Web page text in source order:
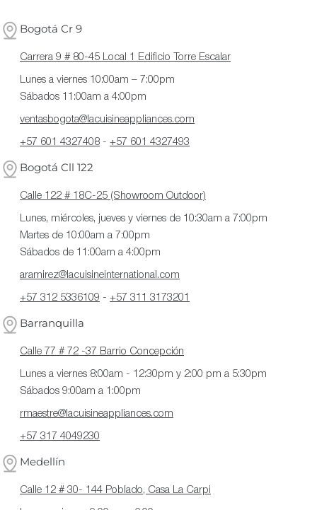
Bogotá Cr 9
Carrera 9 # 80-45 Local 1 Edificio Torre Escalar
Lunes a viernes 10:00am – 7:00pm
Sábados 11:00am a 4:00pm
ventasbogota@lacuisineappliances.com
+57 601 4327408 - +57 601 4327493
Bogotá Cll 122
Calle 122 # 18C-25 (Showroom Outdoor)
Lunes, miércoles, jueves y viernes de 10:30am a 7:00pm
Martes de 10:00am a 7:00pm
Sábados de 11:00am a 4:00pm
aramirez@lacuisineinternational.com
+57 312 5336109 - +57 311 3173201
Barranquilla
Calle 77 # 72 -37 Barrio Concepción
Lunes a viernes 8:00am - 12:30pm y 2:00 pm a 5:30pm
Sábados 9:00am a 1:00pm
rmaestre@lacuisineappliances.com
+57 317 4049230
Medellín
Calle 12 # 30- 144 Poblado, Casa La Carpi